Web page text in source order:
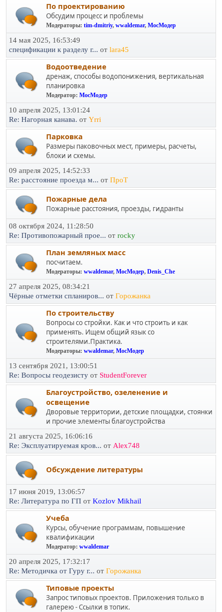
По проектированию
Обсудим процесс и проблемы
Модераторы: tim-dmitriy, wwaldemar, МосМодер
14 мая 2025, 16:53:49
спецификации к разделу г... от lara45
Водоотведение
дренаж, способы водопонижения, вертикальная
планировка
Модератор: МосМодер
10 апреля 2025, 13:01:24
Re: Нагорная канава. от Yrri
Парковка
Размеры паковочных мест, примеры, расчеты,
блоки и схемы.
09 апреля 2025, 14:52:33
Re: расстояние проезда м... от ПроТ
Пожарные дела
Пожарные расстояния, проезды, гидранты
08 октября 2024, 11:28:50
Re: Противопожарный прое... от rocky
План земляных масс
посчитаем.
Модераторы: wwaldemar, МосМодер, Denis_Che
27 апреля 2025, 08:34:21
Чёрные отметки спланиров... от Горожанка
По строительству
Вопросы со стройки. Как и что строить и как
применять. Ищем общий язык со
строителями.Практика.
Модераторы: wwaldemar, МосМодер
13 сентября 2021, 13:00:51
Re: Вопросы геодезисту от StudentForever
Благоустройство, озеленение и
освещение
Дворовые территории, детские площадки, стоянки
и прочие элементы благоустройства
21 августа 2025, 16:06:16
Re: Эксплуатируемая кров... от Alex748
Обсуждение литературы
17 июня 2019, 13:06:57
Re: Литература по ГП от Kozlov Mikhail
Учеба
Курсы, обучение программам, повышение
квалификации
Модератор: wwaldemar
20 апреля 2025, 17:32:17
Re: Методичка от Гуру г... от Горожанка
Типовые проекты
Запрос типовых проектов. Приложения только в
галерею - Ссылки в топик.